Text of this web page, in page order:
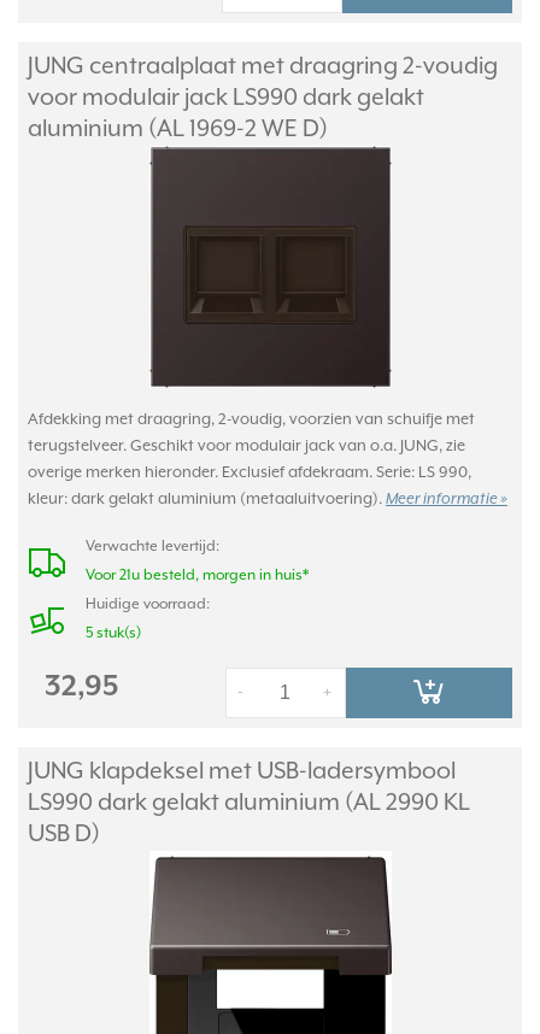
JUNG centraalplaat met draagring 2-voudig
voor modulair jack LS990 dark gelakt
aluminium (AL 1969-2 WE D)
Afdekking met draagring, 2-voudig, voorzien van schuifje met
terugstelveer. Geschikt voor modulair jack van o.a. JUNG, zie
overige merken hieronder. Exclusief afdekraam. Serie: LS 990,
kleur: dark gelakt aluminium (metaaluitvoering). Meer informatie »
Verwachte levertijd:
Voor 21u besteld, morgen in huis*
Huidige voorraad:
5 stuk(s)
32,95 +
-
JUNG klapdeksel met USB-ladersymbool
LS990 dark gelakt aluminium (AL 2990 KL
USB D)